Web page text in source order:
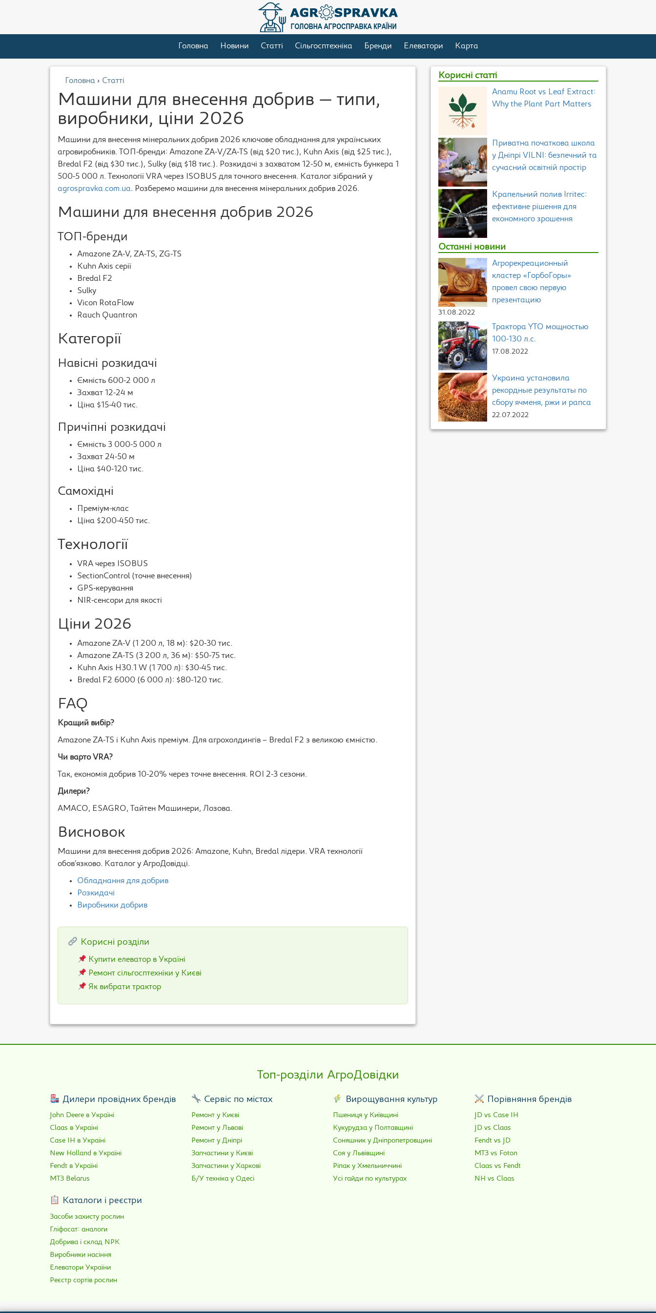
Головна Новини Статті Сільгосптехніка Бренди Елеватори Карта
Головна › Статті
Машини для внесення добрив — типи,
виробники, ціни 2026
Машини для внесення мінеральних добрив 2026 ключове обладнання для українських
агровиробників. ТОП-бренди: Amazone ZA-V/ZA-TS (від $20 тис.), Kuhn Axis (від $25 тис.),
Bredal F2 (від $30 тис.), Sulky (від $18 тис.). Розкидачі з захватом 12-50 м, ємність бункера 1
500-5 000 л. Технології VRA через ISOBUS для точного внесення. Каталог зібраний у
agrospravka.com.ua. Розберемо машини для внесення мінеральних добрив 2026.
Машини для внесення добрив 2026
ТОП-бренди
Amazone ZA-V, ZA-TS, ZG-TS
Kuhn Axis серії
Bredal F2
Sulky
Vicon RotaFlow
Rauch Quantron
Категорії
Навісні розкидачі
Ємність 600-2 000 л
Захват 12-24 м
Ціна $15-40 тис.
Причіпні розкидачі
Ємність 3 000-5 000 л
Захват 24-50 м
Ціна $40-120 тис.
Самохідні
Преміум-клас
Ціна $200-450 тис.
Технології
VRA через ISOBUS
SectionControl (точне внесення)
GPS-керування
NIR-сенсори для якості
Ціни 2026
Amazone ZA-V (1 200 л, 18 м): $20-30 тис.
Amazone ZA-TS (3 200 л, 36 м): $50-75 тис.
Kuhn Axis H30.1 W (1 700 л): $30-45 тис.
Bredal F2 6000 (6 000 л): $80-120 тис.
FAQ
Кращий вибір?
Amazone ZA-TS і Kuhn Axis преміум. Для агрохолдингів – Bredal F2 з великою ємністю.
Чи варто VRA?
Так, економія добрив 10-20% через точне внесення. ROI 2-3 сезони.
Дилери?
AMACO, ESAGRO, Тайтен Машинери, Лозова.
Висновок
Машини для внесення добрив 2026: Amazone, Kuhn, Bredal лідери. VRA технології
обов’язково. Каталог у АгроДовідці.
Обладнання для добрив
Розкидачі
Виробники добрив
Корисні розділи
Купити елеватор в Україні
Ремонт сільгосптехніки у Києві
Як вибрати трактор
Корисні статті
Anamu Root vs Leaf Extract:
Why the Plant Part Matters
Приватна початкова школа
у Дніпрі VILNI: безпечний та
сучасний освітній простір
Крапельний полив Irritec:
ефективне рішення для
економного зрошення
Останні новини
Агрорекреационный
кластер «ГорбоГоры»
провел свою первую
презентацию
31.08.2022
Трактора YTO мощностью
100-130 л.с.
17.08.2022
Украина установила
рекордные результаты по
сбору ячменя, ржи и рапса
22.07.2022
Топ-розділи АгроДовідки
Дилери провідних брендів
John Deere в Україні
Claas в Україні
Case IH в Україні
New Holland в Україні
Fendt в Україні
МТЗ Belarus
Сервіс по містах
Ремонт у Києві
Ремонт у Львові
Ремонт у Дніпрі
Запчастини у Києві
Запчастини у Харкові
Б/У техніка у Одесі
Вирощування культур
Пшениця у Київщині
Кукурудза у Полтавщині
Соняшник у Дніпропетровщині
Соя у Львівщині
Ріпак у Хмельниччині
Усі гайди по культурах
Порівняння брендів
JD vs Case IH
JD vs Claas
Fendt vs JD
МТЗ vs Foton
Claas vs Fendt
NH vs Claas
Каталоги і реєстри
Засоби захисту рослин
Гліфосат: аналоги
Добрива і склад NPK
Виробники насіння
Елеватори України
Реєстр сортів рослин